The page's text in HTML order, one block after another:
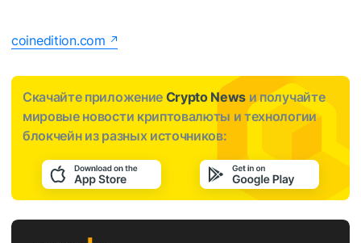
coinedition.com
Скачайте приложение Crypto News и получайте
мировые новости криптовалюты и технологии
блокчейн из разных источников: